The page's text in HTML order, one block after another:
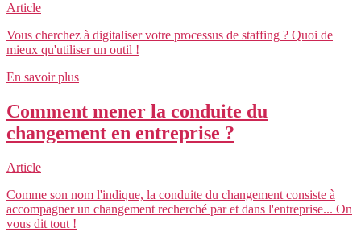
Article
Vous cherchez à digitaliser votre processus de staffing ? Quoi de
mieux qu'utiliser un outil !
En savoir plus
Comment mener la conduite du
changement en entreprise ?
Article
Comme son nom l'indique, la conduite du changement consiste à
accompagner un changement recherché par et dans l'entreprise... On
vous dit tout !